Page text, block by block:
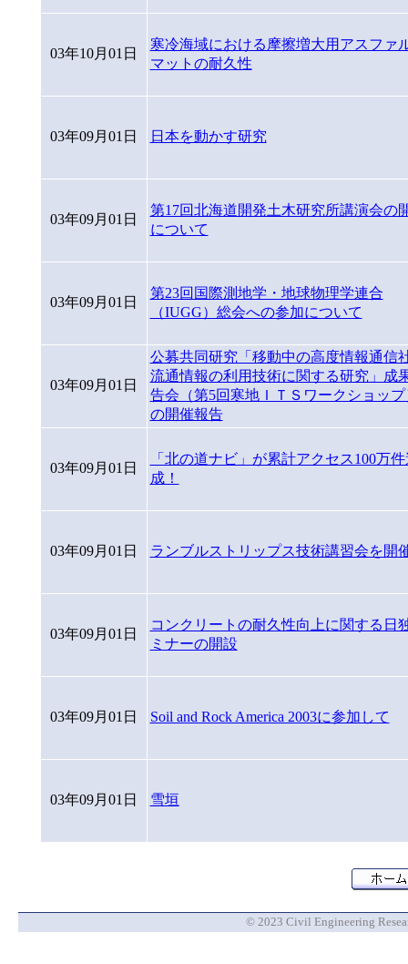
03年10月01日
寒冷海域における摩擦増大用アスファ
マットの耐久性
03年09月01日 日本を動かす研究
03年09月01日
第17回北海道開発土木研究所講演会の
について
03年09月01日
第23回国際測地学・地球物理学連合
（IUGG）総会への参加について
03年09月01日
公募共同研究「移動中の高度情報通信
流通情報の利用技術に関する研究」成
告会（第5回寒地ＩＴＳワークショップ
の開催報告
03年09月01日
「北の道ナビ」が累計アクセス100万件
成！
03年09月01日 ランブルストリップス技術講習会を開
03年09月01日
コンクリートの耐久性向上に関する日
ミナーの開設
03年09月01日 Soil and Rock America 2003に参加して
03年09月01日 雪垣
© 2023 Civil Engineering